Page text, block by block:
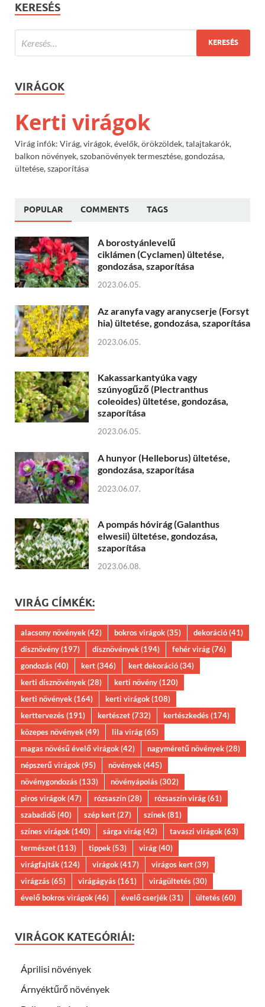
KERESÉS
VIRÁGOK
Kerti virágok
Virág infók: Virág, virágok, évelők, örökzöldek, talajtakarók,
balkon növények, szobanövények termesztése, gondozása,
ültetése, szaporítása
POPULAR COMMENTS TAGS
A borostyánlevelű
ciklámen (Cyclamen) ültetése,
gondozása, szaporítása
2023.06.05.
Az aranyfa vagy aranycserje (Forsyt
hia) ültetése, gondozása, szaporítása
2023.06.05.
Kakassarkantyúka vagy
szúnyogűző (Plectranthus
coleoides) ültetése, gondozása,
szaporítása
2023.06.05.
A hunyor (Helleborus) ültetése,
gondozása, szaporítása
2023.06.07.
A pompás hóvirág (Galanthus
elwesii) ültetése, gondozása,
szaporítása
2023.06.08.
VIRÁG CÍMKÉK:
alacsony növények(42) bokros virágok(35) dekoráció(41)
dísznövény(197) dísznövények(194) fehér virág(76)
gondozás(40) kert(346) kert dekoráció(34)
kerti dísznövények(28) kerti növény(120)
kerti növények(164) kerti virágok(108)
kerttervezés(191) kertészet(732) kertészkedés(174)
közepes növények(49) lila virág(65)
magas növésű évelő virágok(42) nagyméretű növények(28)
népszerű virágok(95) növények(445)
növénygondozás(133) növényápolás(302)
piros virágok(47) rózsaszín(28) rózsaszín virág(61)
szabadidő(40) szép kert(27) színek(81)
színes virágok(140) sárga virág(42) tavaszi virágok(63)
természet(113) tippek(53) virág(40)
virágfajták(124) virágok(417) virágos kert(39)
virágzás(65) virágágyás(161) virágültetés(30)
évelő bokros virágok(46) évelő cserjék(31) ültetés(60)
VIRÁGOK KATEGÓRIÁI:
Áprilisi növények
Árnyéktűrő növények